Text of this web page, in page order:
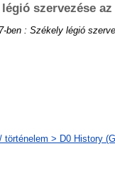
szervezése
ben : Székely légió
történelem > D0 History